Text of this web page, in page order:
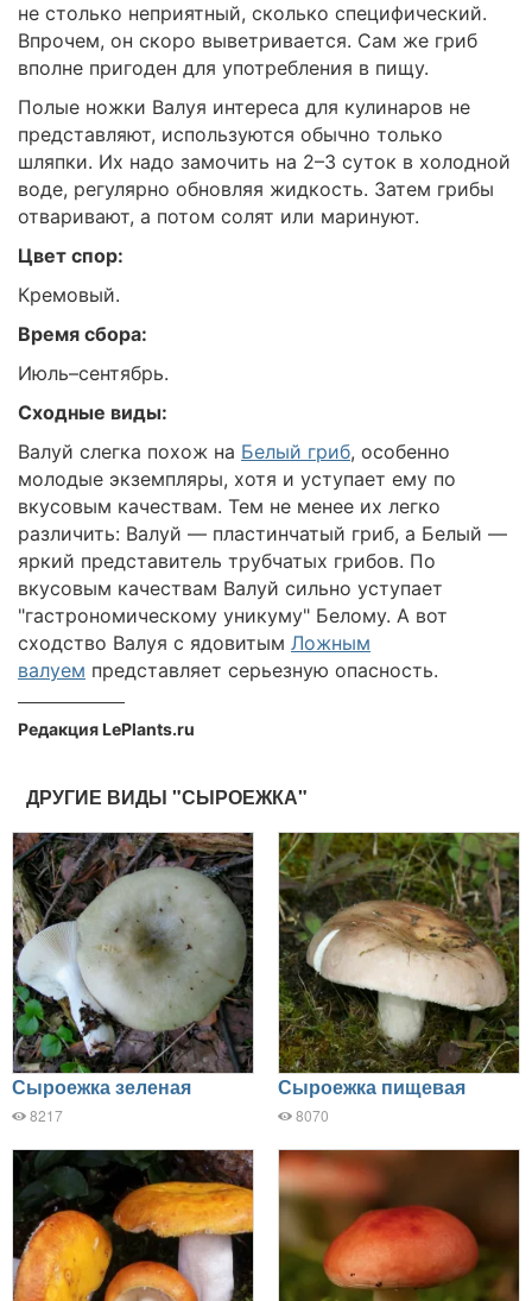
не столько неприятный, сколько специфический.
Впрочем, он скоро выветривается. Сам же гриб
вполне пригоден для употребления в пищу.
Полые ножки Валуя интереса для кулинаров не
представляют, используются обычно только
шляпки. Их надо замочить на 2–3 суток в холодной
воде, регулярно обновляя жидкость. Затем грибы
отваривают, а потом солят или маринуют.
Цвет спор:
Кремовый.
Время сбора:
Июль–сентябрь.
Сходные виды:
Валуй слегка похож на Белый гриб, особенно
молодые экземпляры, хотя и уступает ему по
вкусовым качествам. Тем не менее их легко
различить: Валуй — пластинчатый гриб, а Белый —
яркий представитель трубчатых грибов. По
вкусовым качествам Валуй сильно уступает
"гастрономическому уникуму" Белому. А вот
сходство Валуя с ядовитым Ложным
валуем представляет серьезную опасность.
Редакция LePlants.ru
ДРУГИЕ ВИДЫ "СЫРОЕЖКА"
Сыроежка зеленая
8217
Сыроежка пищевая
8070